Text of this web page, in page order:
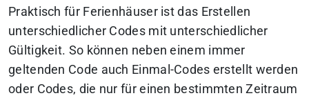
Praktisch für Ferienhäuser ist das Erstellen
unterschiedlicher Codes mit unterschiedlicher
Gültigkeit. So können neben einem immer
geltenden Code auch Einmal-Codes erstellt werden
oder Codes, die nur für einen bestimmten Zeitraum